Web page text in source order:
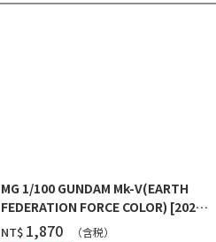
MG 1/100 GUNDAM Mk-V(EARTH
FEDERATION FORCE COLOR) [2026
年11月發送]
NT$ ‌1,870
（含税）